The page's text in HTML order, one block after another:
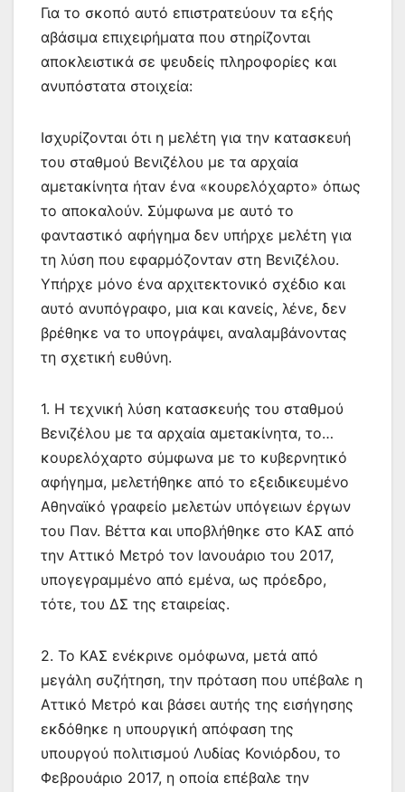
Για το σκοπό αυτό επιστρατεύουν τα εξής
αβάσιμα επιχειρήματα που στηρίζονται
αποκλειστικά σε ψευδείς πληροφορίες και
ανυπόστατα στοιχεία:
Ισχυρίζονται ότι η μελέτη για την κατασκευή
του σταθμού Βενιζέλου με τα αρχαία
αμετακίνητα ήταν ένα «κουρελόχαρτο» όπως
το αποκαλούν. Σύμφωνα με αυτό το
φανταστικό αφήγημα δεν υπήρχε μελέτη για
τη λύση που εφαρμόζονταν στη Βενιζέλου.
Υπήρχε μόνο ένα αρχιτεκτονικό σχέδιο και
αυτό ανυπόγραφο, μια και κανείς, λένε, δεν
βρέθηκε να το υπογράψει, αναλαμβάνοντας
τη σχετική ευθύνη.
1. Η τεχνική λύση κατασκευής του σταθμού
Βενιζέλου με τα αρχαία αμετακίνητα, το…
κουρελόχαρτο σύμφωνα με το κυβερνητικό
αφήγημα, μελετήθηκε από το εξειδικευμένο
Αθηναϊκό γραφείο μελετών υπόγειων έργων
του Παν. Βέττα και υποβλήθηκε στο ΚΑΣ από
την Αττικό Μετρό τον Ιανουάριο του 2017,
υπογεγραμμένο από εμένα, ως πρόεδρο,
τότε, του ΔΣ της εταιρείας.
2. Το ΚΑΣ ενέκρινε ομόφωνα, μετά από
μεγάλη συζήτηση, την πρόταση που υπέβαλε η
Αττικό Μετρό και βάσει αυτής της εισήγησης
εκδόθηκε η υπουργική απόφαση της
υπουργού πολιτισμού Λυδίας Κονιόρδου, το
Φεβρουάριο 2017, η οποία επέβαλε την